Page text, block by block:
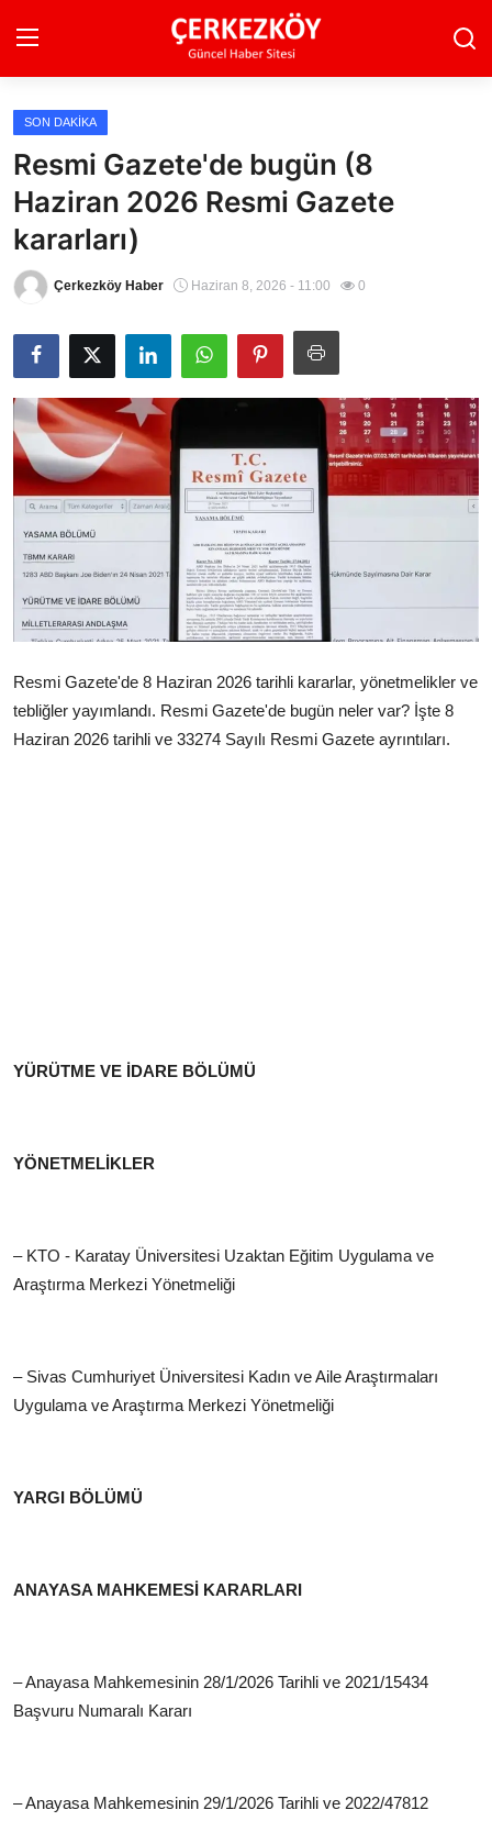
Ana Sayfa
Son Dakika
Ekonomi Haberleri
Magazin Haberleri
Spor Haberleri
Teknoloji Haberleri
Dünya Haberleri
Çerkezköy
SON DAKIKA
Resmi Gazete'de bugün (8
Haziran 2026 Resmi Gazete
kararları)
Çerkezköy Haber Haziran 8, 2026 - 11:00 0
Resmi Gazete'de 8 Haziran 2026 tarihli kararlar, yönetmelikler ve
tebliğler yayımlandı. Resmi Gazete'de bugün neler var? İşte 8
Haziran 2026 tarihli ve 33274 Sayılı Resmi Gazete ayrıntıları.
YÜRÜTME VE İDARE BÖLÜMÜ
YÖNETMELİKLER
– KTO - Karatay Üniversitesi Uzaktan Eğitim Uygulama ve
Araştırma Merkezi Yönetmeliği
– Sivas Cumhuriyet Üniversitesi Kadın ve Aile Araştırmaları
Uygulama ve Araştırma Merkezi Yönetmeliği
YARGI BÖLÜMÜ
ANAYASA MAHKEMESİ KARARLARI
– Anayasa Mahkemesinin 28/1/2026 Tarihli ve 2021/15434
Başvuru Numaralı Kararı
– Anayasa Mahkemesinin 29/1/2026 Tarihli ve 2022/47812